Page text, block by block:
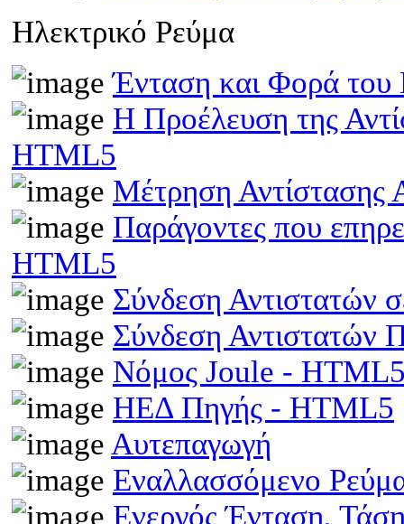
Ηλεκτρικό Ρεύμα
Ένταση και Φορά του
Η Προέλευση της
HTML5
Μέτρηση Αντίστασης
Παράγοντες που
HTML5
Σύνδεση Αντιστατών
Σύνδεση
Νόμος Joule -
ΗΕΔ Πηγής - HTML5
Αυτεπαγωγή
Εναλλασσόμενο
Ενεργός Ένταση,